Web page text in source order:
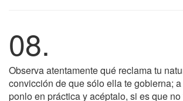
08.
Observa atentamente qué reclama tu
convicción de que sólo ella te gobierna;
ponlo en práctica y acéptalo, si es que